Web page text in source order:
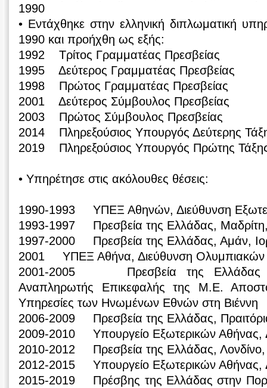
1990
• Εντάχθηκε στην ελληνική διπλωματική
1990 και προήχθη ως εξής:
1992 Τρίτος Γραμματέας Πρεσβείας
1995 Δεύτερος Γραμματέας Πρεσβείας
1998 Πρώτος Γραμματέας Πρεσβείας
2001 Δεύτερος Σύμβουλος Πρεσβείας
2003 Πρώτος Σύμβουλος Πρεσβείας
2014 Πληρεξούσιος Υπουργός Δεύτερης
2019 Πληρεξούσιος Υπουργός Πρώτης
• Υπηρέτησε στις ακόλουθες θέσεις:
1990-1993 ΥΠΕΞ Αθηνών, Διεύθυνση
1993-1997 Πρεσβεία της Ελλάδας, Μαδρίτη,
1997-2000 Πρεσβεία της Ελλάδας, Αμάν,
2001 ΥΠΕΞ Αθήνα, Διεύθυνση
2001-2005 Πρεσβεία της Ελλάδας
Αναπληρωτής Επικεφαλής της Μ.Ε.
Υπηρεσίες των Ηνωμένων Εθνών στη Βιέννη
2006-2009 Πρεσβεία της Ελλάδας,
2009-2010 Υπουργείο Εξωτερικών Αθήνας,
2010-2012 Πρεσβεία της Ελλάδας, Λονδίνο,
2012-2015 Υπουργείο Εξωτερικών Αθήνας,
2015-2019 Πρέσβης της Ελλάδας στην